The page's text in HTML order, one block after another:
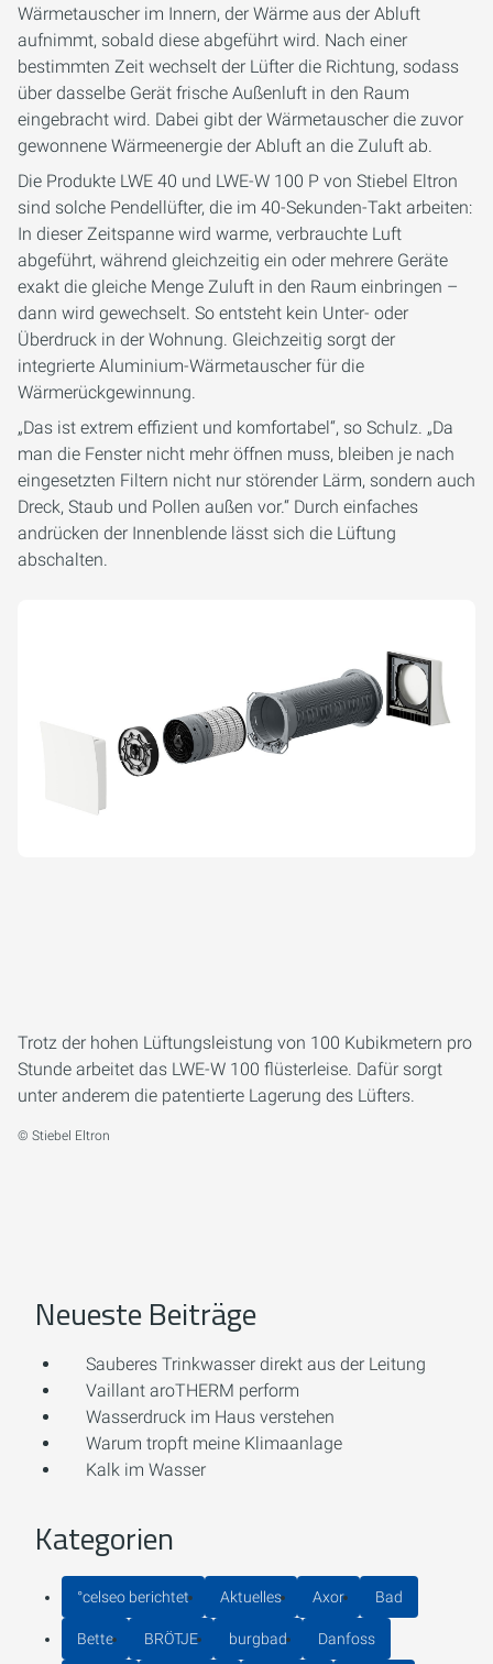
Wärmetauscher im Innern, der Wärme aus der Abluft
aufnimmt, sobald diese abgeführt wird. Nach einer
bestimmten Zeit wechselt der Lüfter die Richtung, sodass
über dasselbe Gerät frische Außenluft in den Raum
eingebracht wird. Dabei gibt der Wärmetauscher die zuvor
gewonnene Wärmeenergie der Abluft an die Zuluft ab.
Die Produkte LWE 40 und LWE-W 100 P von Stiebel Eltron
sind solche Pendellüfter, die im 40-Sekunden-Takt arbeiten:
In dieser Zeitspanne wird warme, verbrauchte Luft
abgeführt, während gleichzeitig ein oder mehrere Geräte
exakt die gleiche Menge Zuluft in den Raum einbringen –
dann wird gewechselt. So entsteht kein Unter- oder
Überdruck in der Wohnung. Gleichzeitig sorgt der
integrierte Aluminium-Wärmetauscher für die
Wärmerückgewinnung.
„Das ist extrem effizient und komfortabel“, so Schulz. „Da
man die Fenster nicht mehr öffnen muss, bleiben je nach
eingesetzten Filtern nicht nur störender Lärm, sondern auch
Dreck, Staub und Pollen außen vor.“ Durch einfaches
andrücken der Innenblende lässt sich die Lüftung
abschalten.
Trotz der hohen Lüftungsleistung von 100 Kubikmetern pro
Stunde arbeitet das LWE-W 100 flüsterleise. Dafür sorgt
unter anderem die patentierte Lagerung des Lüfters.
© Stiebel Eltron
Neueste Beiträge
Sauberes Trinkwasser direkt aus der Leitung
Vaillant aroTHERM perform
Wasserdruck im Haus verstehen
Warum tropft meine Klimaanlage
Kalk im Wasser
Kategorien
°celseo berichtet Aktuelles Axor Bad
Bette BRÖTJE burgbad Danfoss